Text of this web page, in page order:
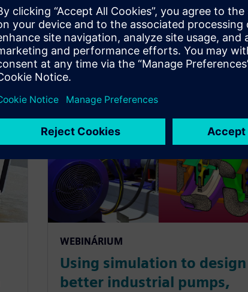
WEBINÁRIUM
Using simulation to design
better industrial pumps,